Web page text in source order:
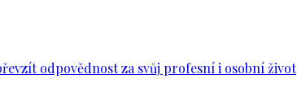
odpovědnost za svůj profesní i osobní život